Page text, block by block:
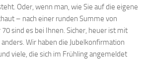
Oder, wenn man, wie Sie auf die eigene
– nach einer runden Summe von
70 sind es bei Ihnen. Sicher, heuer ist mit
Wir haben die Jubelkonfirmation
viele, die sich im Frühling angemeldet